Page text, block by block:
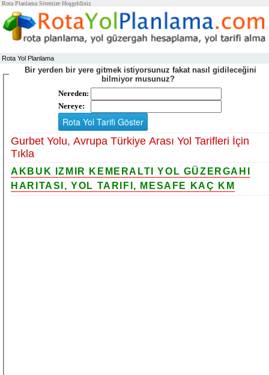
Rota Planlama Sitemize Hoşgeldiniz.
Rota Yol Planlama
Bir yerden bir yere gitmek istiyorsunuz fakat nasıl gidileceğini
bilmiyor musunuz?
Nereden:
Nereye:
Gurbet Yolu, Avrupa Türkiye Arası Yol Tarifleri İçin
Tıkla
AKBUK IZMIR KEMERALTI YOL GÜZERGAHI
HARITASI, YOL TARIFI, MESAFE KAÇ KM